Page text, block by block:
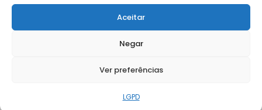
Aceitar
Negar
Ver preferências
LGPD
FALE CONOSCO
Solicite Apoio Institucional da AMB para o seu evento